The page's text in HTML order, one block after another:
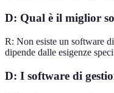
D: Qual è il miglior
R: Non esiste un software
dipende dalle esigenze
D: I software di